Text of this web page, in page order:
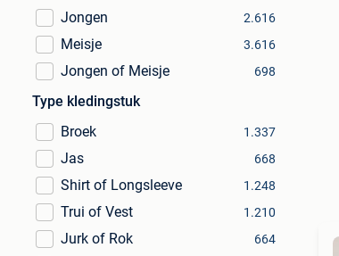
Jongen
2.616
Meisje 3.616
Jongen of Meisje 698
Type kledingstuk
Broek
1.337
Jas 668
Shirt of Longsleeve 1.248
Trui of Vest 1.210
Jurk of Rok 664